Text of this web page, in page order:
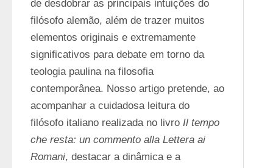
de desdobrar as principais intuições do
filósofo alemão, além de trazer muitos
elementos originais e extremamente
significativos para debate em torno da
teologia paulina na filosofia
contemporânea. Nosso artigo pretende, ao
acompanhar a cuidadosa leitura do
filósofo italiano realizada no livro Il tempo
che resta: un commento alla Lettera ai
Romani, destacar a dinâmica e a